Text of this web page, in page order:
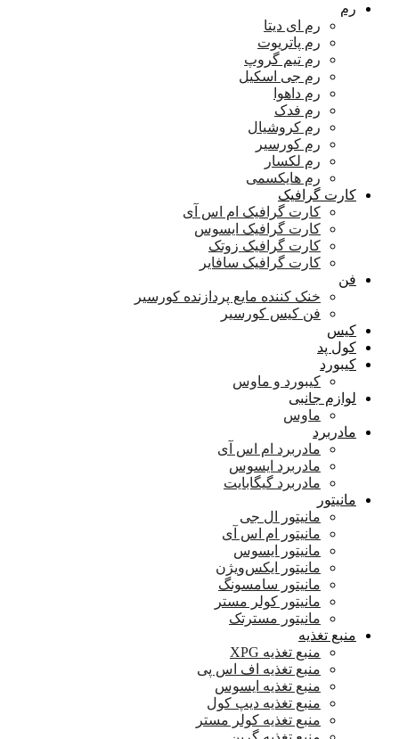
رم
رم ای دیتا
رم پاتریوت
رم تیم گروپ
رم جی اسکیل
رم داهوا
رم فدک
رم کروشیال
رم کورسیر
رم لکسار
رم هایکسمی
کارت گرافیک
کارت گرافیک ام اس آی
کارت گرافیک ایسوس
کارت گرافیک زوتک
کارت گرافیک سافایر
فن
خنک کننده مایع پردازنده کورسیر
فن کیس کورسیر
کیس
کول پد
کیبورد
کیبورد و ماوس
لوازم جانبی
ماوس
مادربرد
مادربرد ام اس آی
مادربرد ایسوس
مادربرد گیگابایت
مانیتور
مانیتور ال جی
مانیتور ام اس آی
مانیتور ایسوس
مانیتور ایکس‌ویژن
مانیتور سامسونگ
مانیتور کولر مستر
مانیتور مسترتک
منبع تغذیه
منبع تغذیه XPG
منبع تغذیه اف اس پی
منبع تغذیه ایسوس
منبع تغذیه دیپ کول
منبع تغذیه کولر مستر